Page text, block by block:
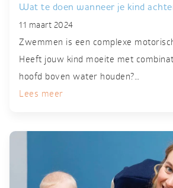
Wat te doen wanneer je kind
11 maart 2024
Zwemmen is een complexe
Heeft jouw kind moeite met
hoofd boven water houden?…
Lees meer